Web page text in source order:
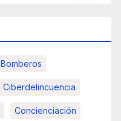
Bomberos
Ciberdelincuencia
Concienciación